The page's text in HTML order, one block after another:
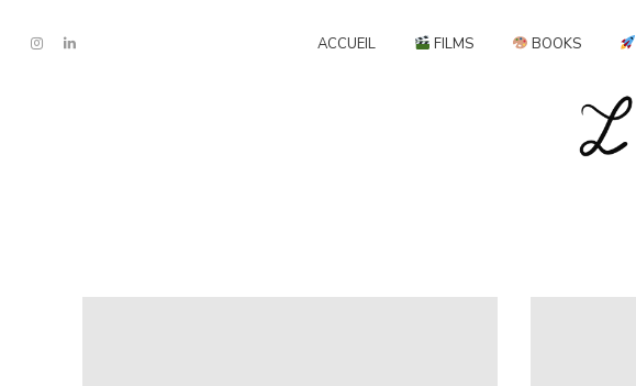
ACCUEIL FILMS BOOKS